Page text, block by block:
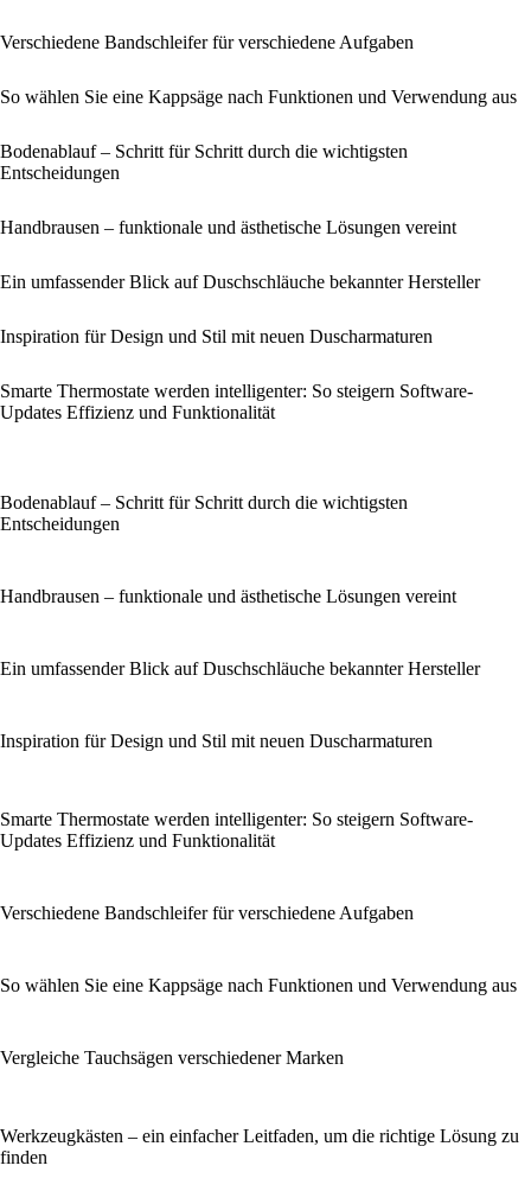
Verschiedene Bandschleifer für verschiedene Aufgaben
So wählen Sie eine Kappsäge nach Funktionen und Verwendung aus
Bodenablauf – Schritt für Schritt durch die wichtigsten
Entscheidungen
Handbrausen – funktionale und ästhetische Lösungen vereint
Ein umfassender Blick auf Duschschläuche bekannter Hersteller
Inspiration für Design und Stil mit neuen Duscharmaturen
Smarte Thermostate werden intelligenter: So steigern Software-
Updates Effizienz und Funktionalität
Bodenablauf – Schritt für Schritt durch die wichtigsten
Entscheidungen
Handbrausen – funktionale und ästhetische Lösungen vereint
Ein umfassender Blick auf Duschschläuche bekannter Hersteller
Inspiration für Design und Stil mit neuen Duscharmaturen
Smarte Thermostate werden intelligenter: So steigern Software-
Updates Effizienz und Funktionalität
Verschiedene Bandschleifer für verschiedene Aufgaben
So wählen Sie eine Kappsäge nach Funktionen und Verwendung aus
Vergleiche Tauchsägen verschiedener Marken
Werkzeugkästen – ein einfacher Leitfaden, um die richtige Lösung zu
finden